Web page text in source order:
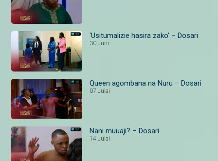
'Usitumalizie hasira zako' – Dosari
30 Juni
Queen agombana na Nuru – Dosari
07 Julai
Nani muuaji? – Dosari
14 Julai